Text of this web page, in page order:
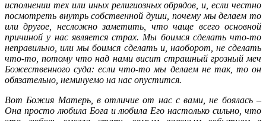
исполнении тех или иных религиозных обрядов, и, если честно
посмотреть внутрь собственной души, почему мы делаем то
или другое, несложно заметить, что чаще всего основной
причиной у нас является страх. Мы боимся сделать что-то
неправильно, или мы боимся сделать и, наоборот, не сделать
что-то, потому что над нами висит страшный грозный меч
Божественного суда: если что-то мы делаем не так, то он
обязательно, неминуемо на нас опустится.
Вот Божия Матерь, в отличие от нас с вами, не боялась –
Она просто любила Бога и любила Его настолько сильно, что